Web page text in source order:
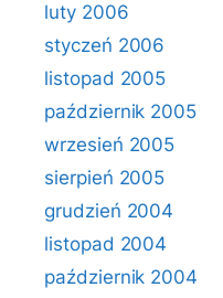
luty 2006
styczeń 2006
listopad 2005
październik 2005
wrzesień 2005
sierpień 2005
grudzień 2004
listopad 2004
październik 2004